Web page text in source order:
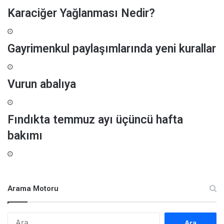
Karaciğer Yağlanması Nedir?
Gayrimenkul paylaşımlarında yeni kurallar
Vurun abalıya
Fındıkta temmuz ayı üçüncü hafta
bakımı
Arama Motoru